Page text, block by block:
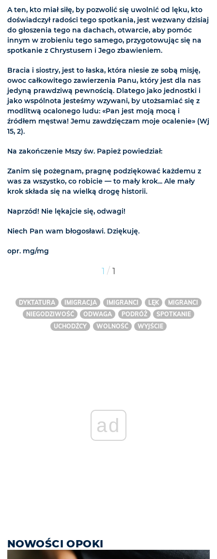
A ten, kto miał siłę, by pozwolić się uwolnić od lęku, kto
doświadczył radości tego spotkania, jest wezwany dzisiaj
do głoszenia tego na dachach, otwarcie, aby pomóc
innym w zrobieniu tego samego, przygotowując się na
spotkanie z Chrystusem i Jego zbawieniem.
Bracia i siostry, jest to łaska, która niesie ze sobą misję,
owoc całkowitego zawierzenia Panu, który jest dla nas
jedyną prawdziwą pewnością. Dlatego jako jednostki i
jako wspólnota jesteśmy wzywani, by utożsamiać się z
modlitwą ocalonego ludu: «Pan jest moją mocą i
źródłem męstwa! Jemu zawdzięczam moje ocalenie» (Wj
15, 2).
Na zakończenie Mszy św. Papież powiedział:
Zanim się pożegnam, pragnę podziękować każdemu z
was za wszystko, co robicie — to mały krok... Ale mały
krok składa się na wielką drogę historii.
Naprzód! Nie lękajcie się, odwagi!
Niech Pan wam błogosławi. Dziękuję.
opr. mg/mg
1 / 1
DYKTATURA IMIGRACJA IMIGRANCI LĘK
MIGRANCI
NIEGODZIWOŚĆ
ODWAGA PODRÓŻ
SPOTKANIE
UCHODŹCY
WOLNOŚĆ WYJŚCIE
ad
NOWOŚCI OPOKI